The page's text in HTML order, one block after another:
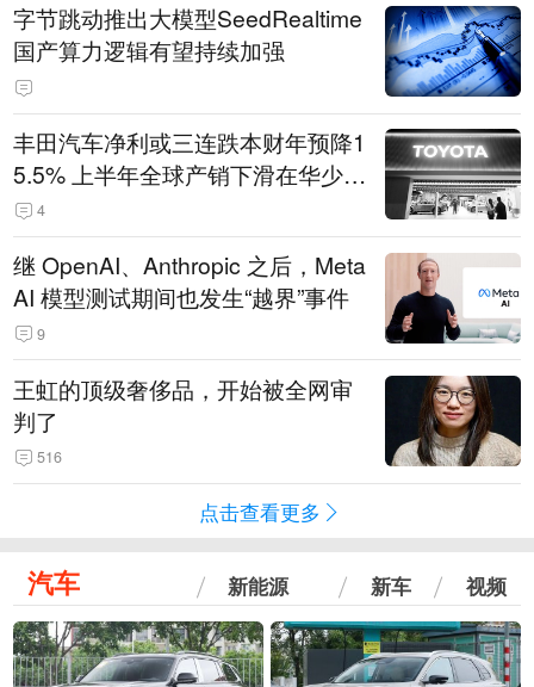
字节跳动推出大模型SeedRealtime
国产算力逻辑有望持续加强
丰田汽车净利或三连跌本财年预降1
5.5% 上半年全球产销下滑在华少卖
14.3万辆
4
继 OpenAI、Anthropic 之后，Meta
AI 模型测试期间也发生“越界”事件
9
王虹的顶级奢侈品，开始被全网审
判了
516
点击查看更多
汽车 新能源 新车 视频